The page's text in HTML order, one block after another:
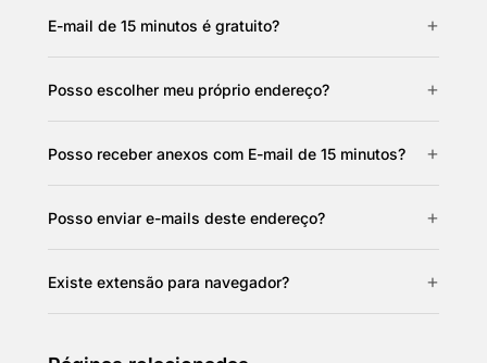
E-mail de 15 minutos é gratuito?
Posso escolher meu próprio endereço?
Posso receber anexos com E-mail de 15 minutos?
Posso enviar e-mails deste endereço?
Existe extensão para navegador?